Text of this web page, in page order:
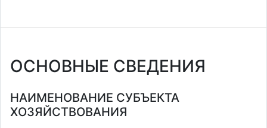
ОСНОВНЫЕ СВЕДЕНИЯ
НАИМЕНОВАНИЕ СУБЪЕКТА
ХОЗЯЙСТВОВАНИЯ